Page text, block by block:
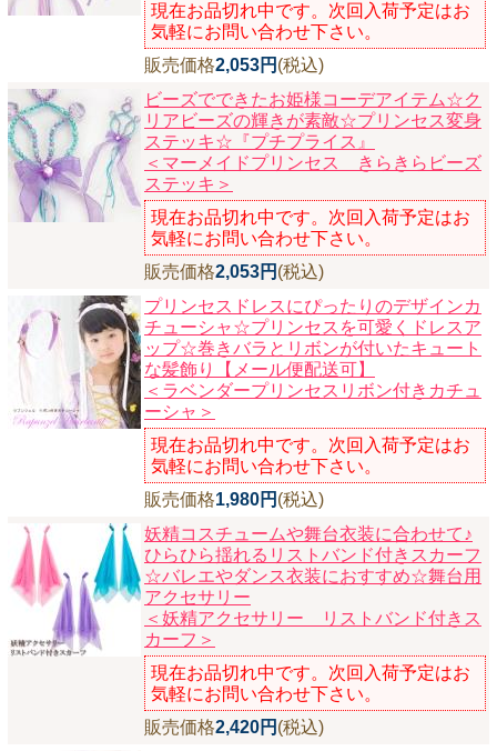
現在お品切れ中です。次回入荷予定はお
気軽にお問い合わせ下さい。
販売価格2,053円 (税込)
ビーズでできたお姫様コーデアイテム☆ク
リアビーズの輝きが素敵☆プリンセス変身
ステッキ☆『プチプライス』
＜マーメイドプリンセス きらきらビーズ
ステッキ＞
現在お品切れ中です。次回入荷予定はお
気軽にお問い合わせ下さい。
販売価格2,053円 (税込)
プリンセスドレスにぴったりのデザインカ
チューシャ☆プリンセスを可愛くドレスア
ップ☆巻きバラとリボンが付いたキュート
な髪飾り【メール便配送可】
＜ラベンダープリンセスリボン付きカチュ
ーシャ＞
現在お品切れ中です。次回入荷予定はお
気軽にお問い合わせ下さい。
販売価格1,980円 (税込)
妖精コスチュームや舞台衣装に合わせて♪
ひらひら揺れるリストバンド付きスカーフ
☆バレエやダンス衣装におすすめ☆舞台用
アクセサリー
＜妖精アクセサリー リストバンド付きス
カーフ＞
現在お品切れ中です。次回入荷予定はお
気軽にお問い合わせ下さい。
販売価格2,420円 (税込)